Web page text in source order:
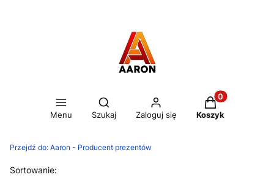
Menu
Otwórz wyszukiwarkę
Szukaj Zaloguj się
Produkty w
Koszyk
Przejdź do: Aaron - Producent prezentów
Lista produktów
Sortowanie: